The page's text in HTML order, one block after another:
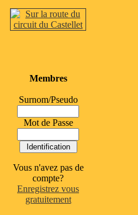
Membres
Surnom/Pseudo
Mot de Passe
Vous n'avez pas de
compte?
Enregistrez vous
gratuitement